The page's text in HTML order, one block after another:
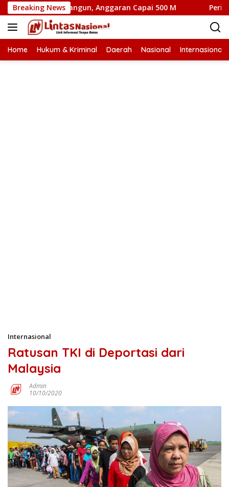
Langsung
ke
konten
Breaking News
Dibangun, Anggaran Capai 500 M Peringati
Home Hukum & Kriminal Daerah Nasional Internasional
Internasional
Ratusan TKI di Deportasi dari
Malaysia
Admin
10/10/2020